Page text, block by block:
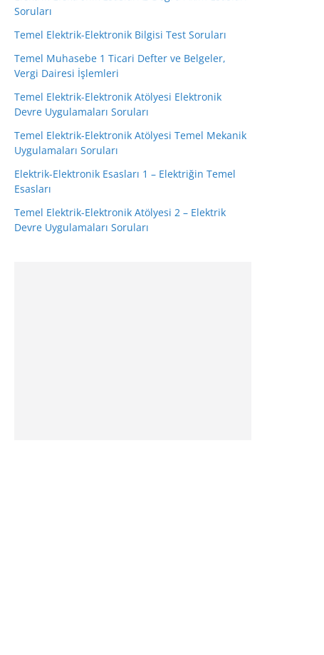
Soruları
Temel Elektrik-Elektronik Bilgisi Test Soruları
Temel Muhasebe 1 Ticari Defter ve Belgeler,
Vergi Dairesi İşlemleri
Temel Elektrik-Elektronik Atölyesi Elektronik
Devre Uygulamaları Soruları
Temel Elektrik-Elektronik Atölyesi Temel Mekanik
Uygulamaları Soruları
Elektrik-Elektronik Esasları 1 – Elektriğin Temel
Esasları
Temel Elektrik-Elektronik Atölyesi 2 – Elektrik
Devre Uygulamaları Soruları